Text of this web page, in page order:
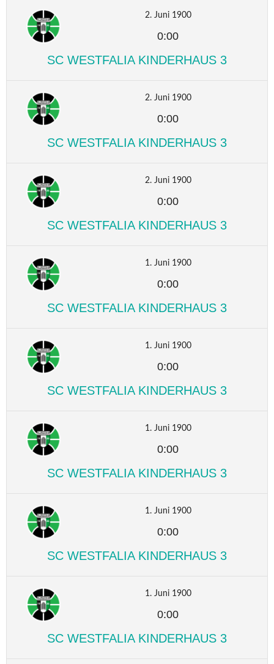
2. Juni 1900
0:00
SC WESTFALIA KINDERHAUS 3
2. Juni 1900
0:00
SC WESTFALIA KINDERHAUS 3
2. Juni 1900
0:00
SC WESTFALIA KINDERHAUS 3
1. Juni 1900
0:00
SC WESTFALIA KINDERHAUS 3
1. Juni 1900
0:00
SC WESTFALIA KINDERHAUS 3
1. Juni 1900
0:00
SC WESTFALIA KINDERHAUS 3
1. Juni 1900
0:00
SC WESTFALIA KINDERHAUS 3
1. Juni 1900
0:00
SC WESTFALIA KINDERHAUS 3